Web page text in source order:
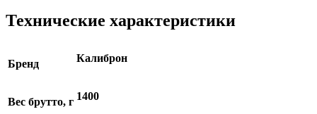
Технические характеристики
Бренд Калиброн
Вес брутто, г 1400